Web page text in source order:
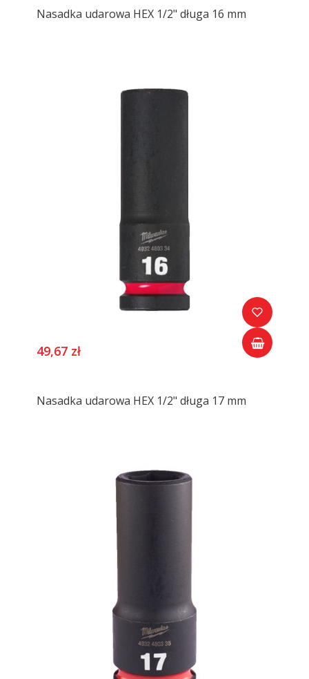
Nasadka udarowa HEX 1/2" długa 16 mm
49,67 zł
Nasadka udarowa HEX 1/2" długa 17 mm